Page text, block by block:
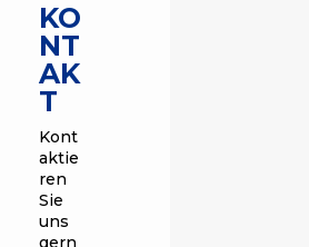
KO
NT
AK
T
Kont
aktie
ren
Sie
uns
gern